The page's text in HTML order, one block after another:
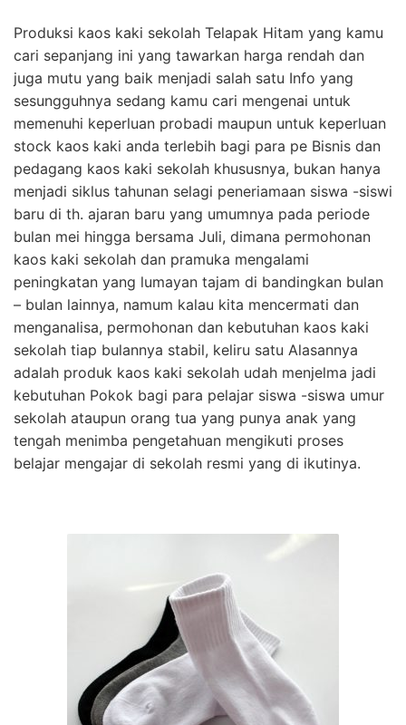
Produksi kaos kaki sekolah Telapak Hitam yang kamu
cari sepanjang ini yang tawarkan harga rendah dan
juga mutu yang baik menjadi salah satu Info yang
sesungguhnya sedang kamu cari mengenai untuk
memenuhi keperluan probadi maupun untuk keperluan
stock kaos kaki anda terlebih bagi para pe Bisnis dan
pedagang kaos kaki sekolah khususnya, bukan hanya
menjadi siklus tahunan selagi peneriamaan siswa -siswi
baru di th. ajaran baru yang umumnya pada periode
bulan mei hingga bersama Juli, dimana permohonan
kaos kaki sekolah dan pramuka mengalami
peningkatan yang lumayan tajam di bandingkan bulan
– bulan lainnya, namum kalau kita mencermati dan
menganalisa, permohonan dan kebutuhan kaos kaki
sekolah tiap bulannya stabil, keliru satu Alasannya
adalah produk kaos kaki sekolah udah menjelma jadi
kebutuhan Pokok bagi para pelajar siswa -siswa umur
sekolah ataupun orang tua yang punya anak yang
tengah menimba pengetahuan mengikuti proses
belajar mengajar di sekolah resmi yang di ikutinya.